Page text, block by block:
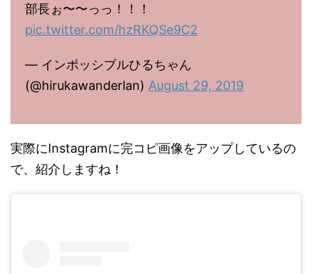
部長ぉ〜〜っっ！！！
pic.twitter.com/hzRKQSe9C2
— インポッシブルひるちゃん
(@hirukawanderlan) August 29, 2019
実際にInstagramに完コピ画像をアップしているの
で、紹介しますね！